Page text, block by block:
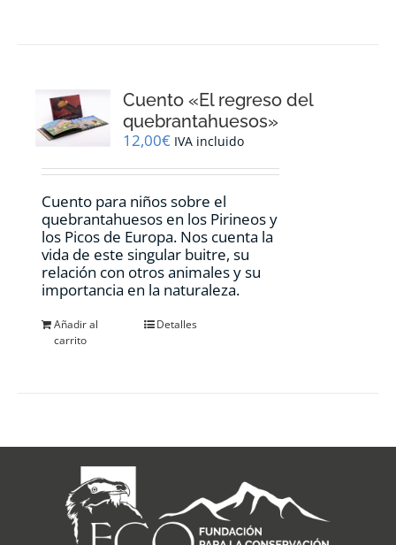
Cuento «El regreso del
quebrantahuesos»
12,00€ IVA incluido
Cuento para niños sobre el
quebrantahuesos en los Pirineos y
los Picos de Europa. Nos cuenta la
vida de este singular buitre, su
relación con otros animales y su
importancia en la naturaleza.
Añadir al
carrito
Detalles